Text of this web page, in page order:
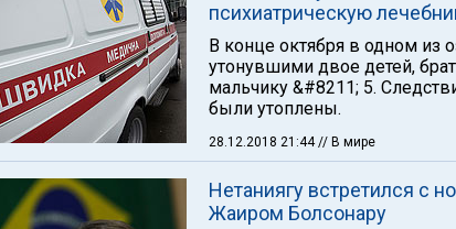
психиатрическую
В конце октября в одном из
утонувшими двое детей,
мальчику &#8211; 5.
были утоплены.
28.12.2018 21:44// В мире
Нетаниягу встретился с
Жаиром Болсонару